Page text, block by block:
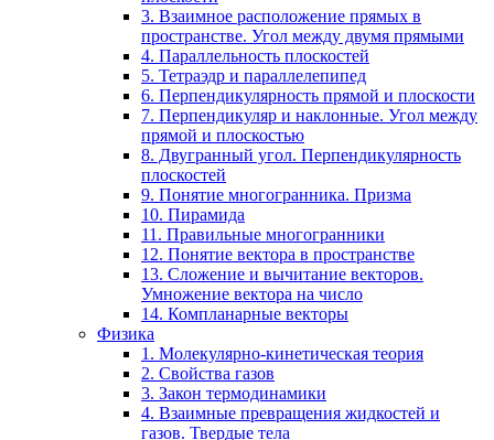
3. Взаимное расположение прямых в
пространстве. Угол между двумя прямыми
4. Параллельность плоскостей
5. Тетраэдр и параллелепипед
6. Перпендикулярность прямой и плоскости
7. Перпендикуляр и наклонные. Угол между
прямой и плоскостью
8. Двугранный угол. Перпендикулярность
плоскостей
9. Понятие многогранника. Призма
10. Пирамида
11. Правильные многогранники
12. Понятие вектора в пространстве
13. Сложение и вычитание векторов.
Умножение вектора на число
14. Компланарные векторы
Физика
1. Молекулярно-кинетическая теория
2. Свойства газов
3. Закон термодинамики
4. Взаимные превращения жидкостей и
газов. Твердые тела